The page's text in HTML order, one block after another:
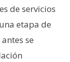
de servicios
etapa de
se